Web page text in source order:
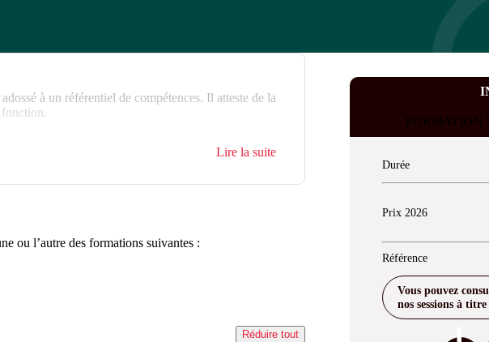
FORMATION
Durée
Prix 2026
Référence
Vous pouvez
nos sessions à
à un référentiel de compétences. Il atteste de la
Lire la suite
ou l’autre des formations suivantes :
Réduire tout